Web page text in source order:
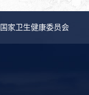
国家卫生健康委员会